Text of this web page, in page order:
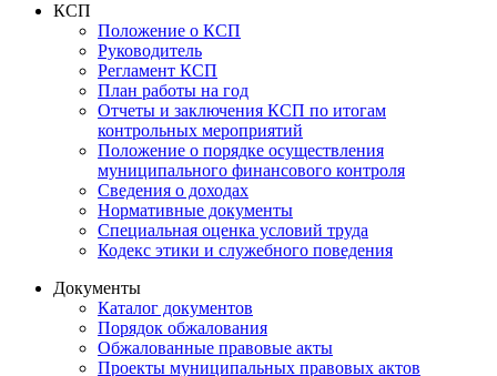
КСП
Положение о КСП
Руководитель
Регламент КСП
План работы на год
Отчеты и заключения КСП по итогам
контрольных мероприятий
Положение о порядке осуществления
муниципального финансового контроля
Сведения о доходах
Нормативные документы
Специальная оценка условий труда
Кодекс этики и служебного поведения
Документы
Каталог документов
Порядок обжалования
Обжалованные правовые акты
Проекты муниципальных правовых актов